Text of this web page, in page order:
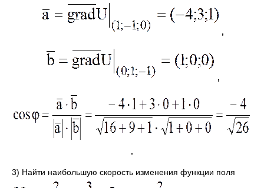
,
,
.
3) Найти наибольшую скорость изменения функции поля